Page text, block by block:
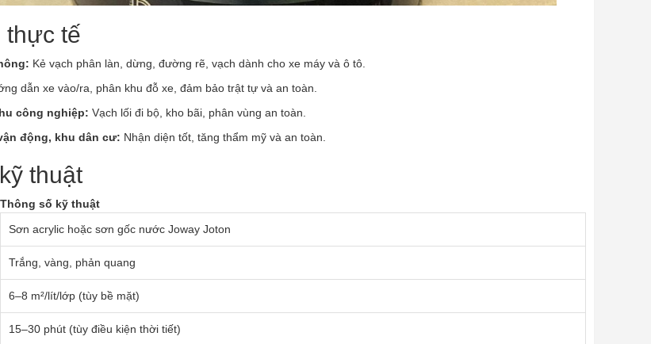
thực tế
Kẻ vạch phân làn, dừng, đường rẽ, vạch dành cho xe máy và ô tô.
dẫn xe vào/ra, phân khu đỗ xe, đảm bảo trật tự và an toàn.
công nghiệp: Vạch lối đi bộ, kho bãi, phân vùng an toàn.
động, khu dân cư: Nhận diện tốt, tăng thẩm mỹ và an toàn.
thuật
Thông số kỹ thuật
Sơn acrylic hoặc sơn gốc nước Joway Joton
Trắng, vàng, phản quang
6–8 m²/lít/lớp (tùy bề mặt)
15–30 phút (tùy điều kiện thời tiết)